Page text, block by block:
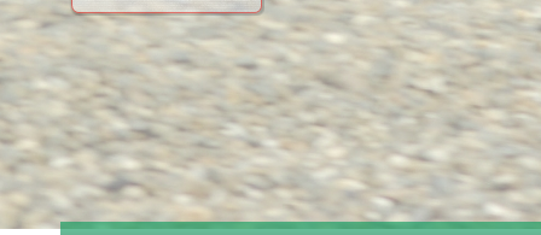
15
17